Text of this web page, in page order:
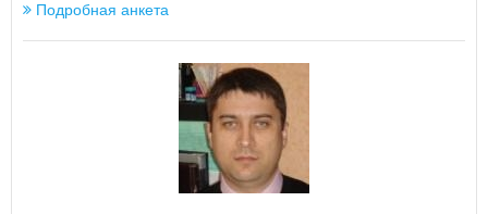
Подробная анкета